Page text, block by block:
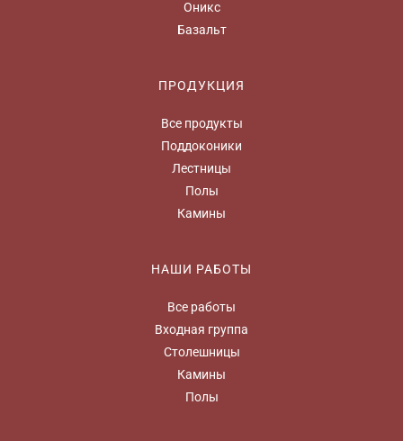
Оникс
Базальт
ПРОДУКЦИЯ
Все продукты
Поддоконики
Лестницы
Полы
Камины
НАШИ РАБОТЫ
Все работы
Входная группа
Столешницы
Камины
Полы